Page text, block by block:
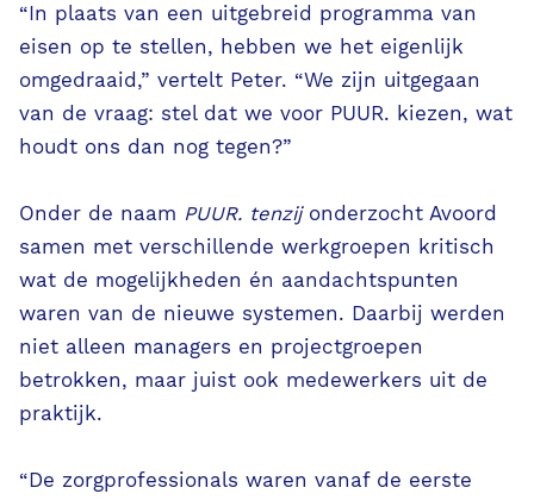
PUUR. aanvragen
“In plaats van een uitgebreid programma van
eisen op te stellen, hebben we het eigenlijk
omgedraaid,” vertelt Peter. “We zijn uitgegaan
van de vraag: stel dat we voor PUUR. kiezen, wat
houdt ons dan nog tegen?”
Onder de naam PUUR. tenzijonderzocht Avoord
samen met verschillende werkgroepen kritisch
wat de mogelijkheden én aandachtspunten
waren van de nieuwe systemen. Daarbij werden
niet alleen managers en projectgroepen
betrokken, maar juist ook medewerkers uit de
praktijk.
“De zorgprofessionals waren vanaf de eerste